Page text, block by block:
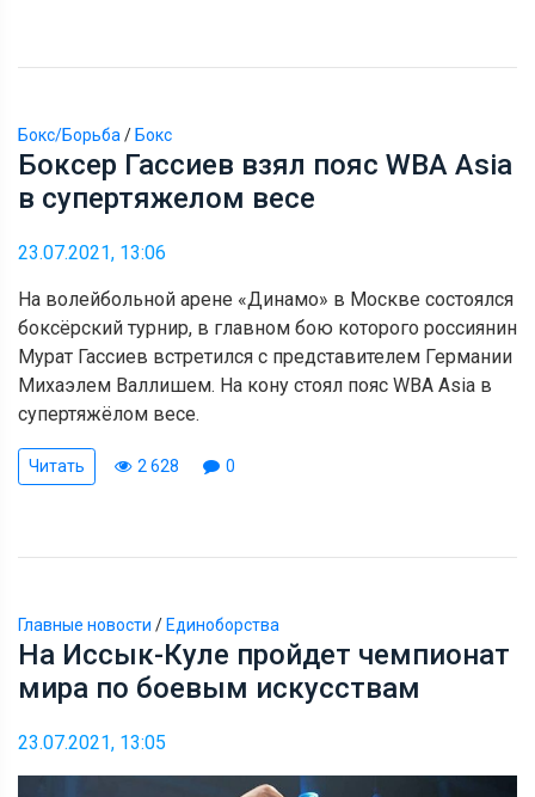
Бокс/Борьба / Бокс
Боксер Гассиев взял пояс WBA Asia
в супертяжелом весе
23.07.2021, 13:06
На волейбольной арене «Динамо» в Москве состоялся
боксёрский турнир, в главном бою которого россиянин
Мурат Гассиев встретился с представителем Германии
Михаэлем Валлишем. На кону стоял пояс WBA Asia в
супертяжёлом весе.
Читать 2 628 0
Главные новости / Единоборства
На Иссык-Куле пройдет чемпионат
мира по боевым искусствам
23.07.2021, 13:05